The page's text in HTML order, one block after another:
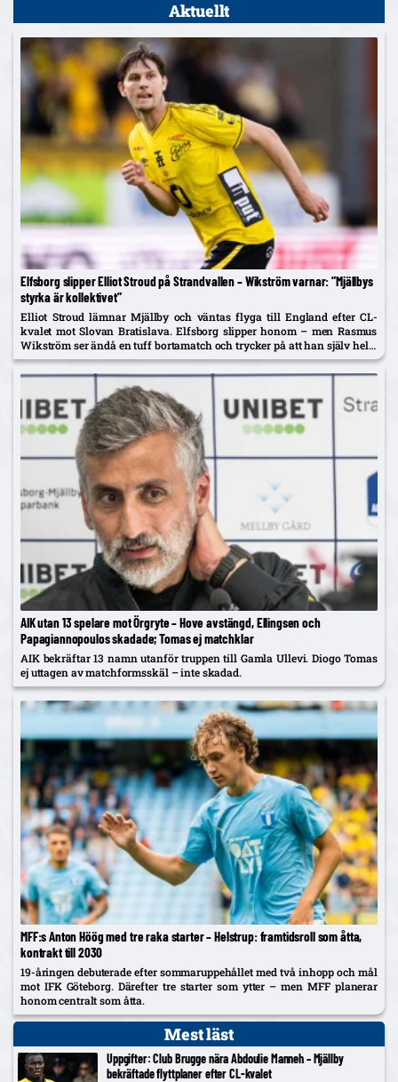
Aktuellt
Elfsborg slipper Elliot Stroud på Strandvallen – Wikström varnar: ”Mjällbys
styrka är kollektivet”
Elliot Stroud lämnar Mjällby och väntas flyga till England efter CL-
kvalet mot Slovan Bratislava. Elfsborg slipper honom – men Rasmus
Wikström ser ändå en tuff bortamatch och trycker på att han själv helst
spelar mittback.
AIK utan 13 spelare mot Örgryte – Hove avstängd, Ellingsen och
Papagiannopoulos skadade; Tomas ej matchklar
AIK bekräftar 13 namn utanför truppen till Gamla Ullevi. Diogo Tomas
ej uttagen av matchformsskäl – inte skadad.
MFF:s Anton Höög med tre raka starter – Helstrup: framtidsroll som åtta,
kontrakt till 2030
19-åringen debuterade efter sommaruppehållet med två inhopp och mål
mot IFK Göteborg. Därefter tre starter som ytter – men MFF planerar
honom centralt som åtta.
Mest läst
Uppgifter: Club Brugge nära Abdoulie Manneh – Mjällby
bekräftade flyttplaner efter CL-kvalet